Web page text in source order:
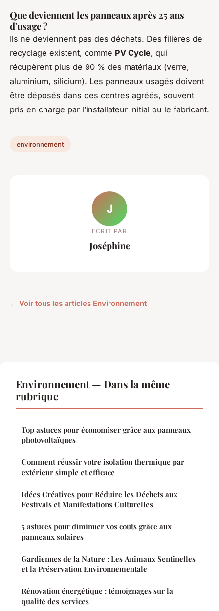
Que deviennent les panneaux après 25 ans
d'usage ?
Ils ne deviennent pas des déchets. Des filières de
recyclage existent, comme PV Cycle, qui
récupèrent plus de 90 % des matériaux (verre,
aluminium, silicium). Les panneaux usagés doivent
être déposés dans des centres agréés, souvent
pris en charge par l’installateur initial ou le fabricant.
environnement
J
ECRIT PAR
Joséphine
← Voir tous les articles Environnement
Environnement — Dans la même
rubrique
Top astuces pour économiser grâce aux panneaux
photovoltaïques
Comment réussir votre isolation thermique par
extérieur simple et efficace
Idées Créatives pour Réduire les Déchets aux
Festivals et Manifestations Culturelles
5 astuces pour diminuer vos coûts grâce aux
panneaux solaires
Gardiennes de la Nature : Les Animaux Sentinelles
et la Préservation Environnementale
Rénovation énergétique : témoignages sur la
qualité des services